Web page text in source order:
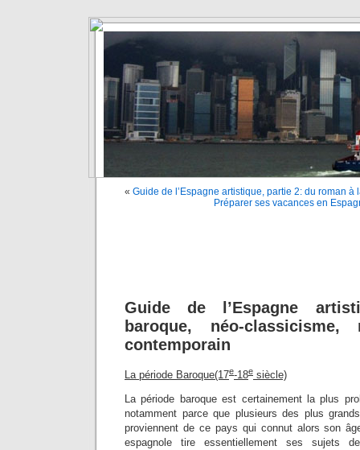
« Guide de l’Espagne artistique, partie 2: du roman à
Préparer ses vacances en
Guide de l’Espagne
baroque, néo-classicisme,
contemporain
La période Baroque(17e-18e siècle)
La période baroque est certainement la plus
notamment parce que plusieurs des plus
proviennent de ce pays qui connut alors son
espagnole tire essentiellement ses sujets